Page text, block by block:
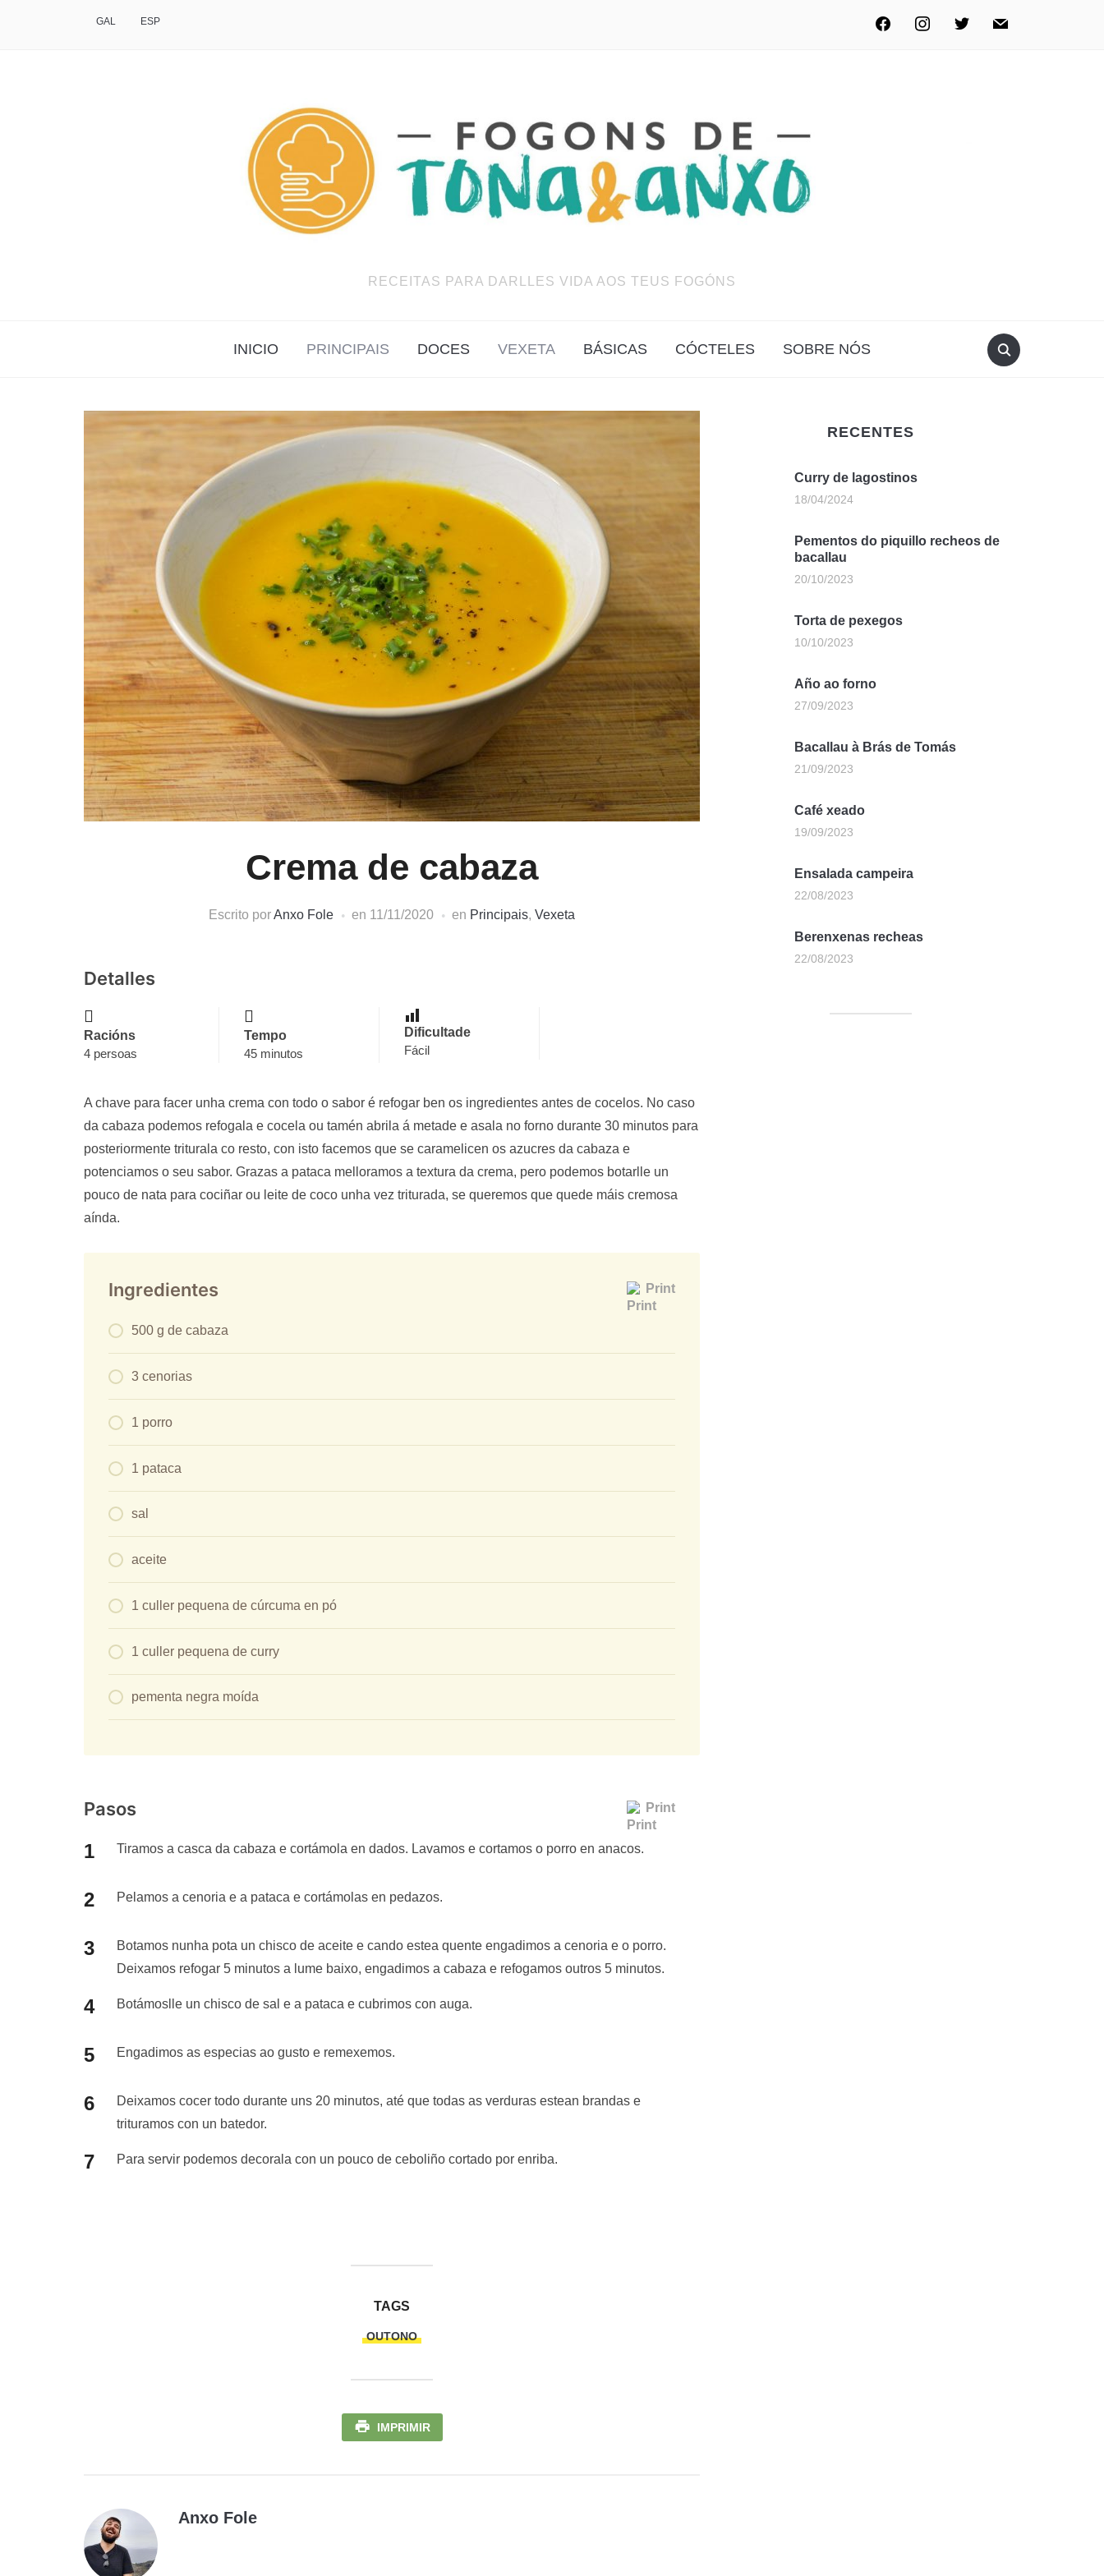
GAL ESP
RECEITAS PARA DARLLES VIDA AOS TEUS FOGÓNS
INICIO PRINCIPAIS DOCES VEXETA BÁSICAS CÓCTELES SOBRE NÓS
Crema de cabaza
Escrito porAnxo Fole en 11/11/2020 en Principais, Vexeta
Detalles
Racións
4 persoas
Tempo
45 minutos
Dificultade
Fácil
A chave para facer unha crema con todo o sabor é refogar ben os ingredientes antes de cocelos. No caso
da cabaza podemos refogala e cocela ou tamén abrila á metade e asala no forno durante 30 minutos para
posteriormente triturala co resto, con isto facemos que se caramelicen os azucres da cabaza e
potenciamos o seu sabor. Grazas a pataca melloramos a textura da crema, pero podemos botarlle un
pouco de nata para cociñar ou leite de coco unha vez triturada, se queremos que quede máis cremosa
aínda.
Print
Ingredientes
500 g de cabaza
3 cenorias
1 porro
1 pataca
sal
aceite
1 culler pequena de cúrcuma en pó
1 culler pequena de curry
pementa negra moída
Print
Pasos
Tiramos a casca da cabaza e cortámola en dados. Lavamos e cortamos o porro en anacos.
Pelamos a cenoria e a pataca e cortámolas en pedazos.
Botamos nunha pota un chisco de aceite e cando estea quente engadimos a cenoria e o porro.
Deixamos refogar 5 minutos a lume baixo, engadimos a cabaza e refogamos outros 5 minutos.
Botámoslle un chisco de sal e a pataca e cubrimos con auga.
Engadimos as especias ao gusto e remexemos.
Deixamos cocer todo durante uns 20 minutos, até que todas as verduras estean brandas e
trituramos con un batedor.
Para servir podemos decorala con un pouco de ceboliño cortado por enriba.
TAGS
OUTONO
IMPRIMIR
Anxo Fole
RECENTES
Curry de lagostinos
18/04/2024
Pementos do piquillo recheos de
bacallau
20/10/2023
Torta de pexegos
10/10/2023
Año ao forno
27/09/2023
Bacallau à Brás de Tomás
21/09/2023
Café xeado
19/09/2023
Ensalada campeira
22/08/2023
Berenxenas recheas
22/08/2023